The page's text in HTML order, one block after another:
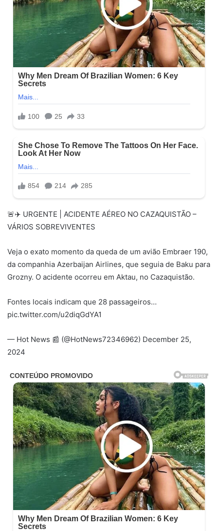
🚨✈️ URGENTE | ACIDENTE AÉREO NO CAZAQUISTÃO –
VÁRIOS SOBREVIVENTES
Veja o exato momento da queda de um avião Embraer 190,
da companhia Azerbaijan Airlines, que seguia de Baku para
Grozny. O acidente ocorreu em Aktau, no Cazaquistão.
Fontes locais indicam que 28 passageiros…
pic.twitter.com/u2diqGdYA1
— Hot News 📰 (@HotNews72346962) December 25,
2024